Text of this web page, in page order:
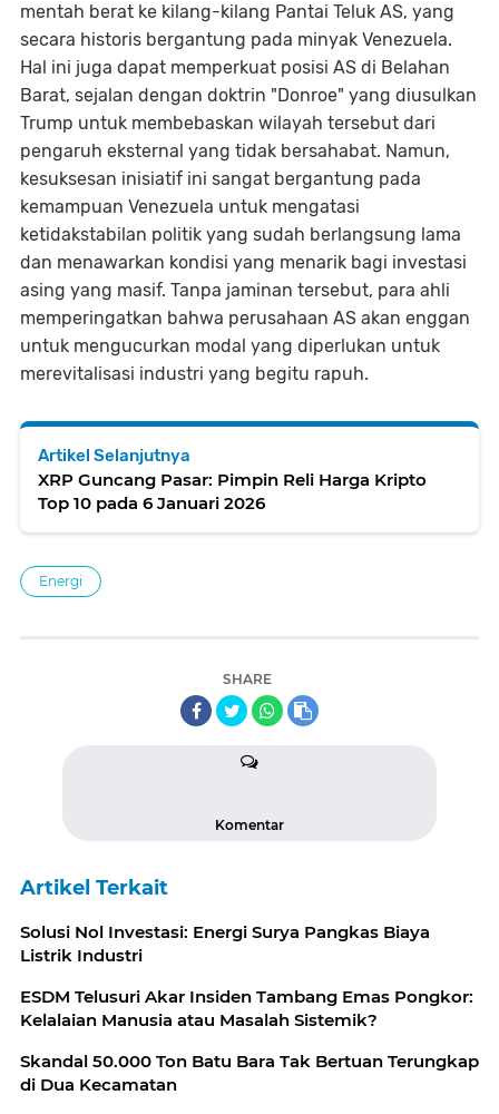
mentah berat ke kilang-kilang Pantai Teluk AS, yang
secara historis bergantung pada minyak Venezuela.
Hal ini juga dapat memperkuat posisi AS di Belahan
Barat, sejalan dengan doktrin "Donroe" yang diusulkan
Trump untuk membebaskan wilayah tersebut dari
pengaruh eksternal yang tidak bersahabat. Namun,
kesuksesan inisiatif ini sangat bergantung pada
kemampuan Venezuela untuk mengatasi
ketidakstabilan politik yang sudah berlangsung lama
dan menawarkan kondisi yang menarik bagi investasi
asing yang masif. Tanpa jaminan tersebut, para ahli
memperingatkan bahwa perusahaan AS akan enggan
untuk mengucurkan modal yang diperlukan untuk
merevitalisasi industri yang begitu rapuh.
Artikel Selanjutnya
XRP Guncang Pasar: Pimpin Reli Harga Kripto
Top 10 pada 6 Januari 2026
Energi
SHARE
Komentar
Artikel Terkait
Solusi Nol Investasi: Energi Surya Pangkas Biaya
Listrik Industri
ESDM Telusuri Akar Insiden Tambang Emas Pongkor:
Kelalaian Manusia atau Masalah Sistemik?
Skandal 50.000 Ton Batu Bara Tak Bertuan Terungkap
di Dua Kecamatan